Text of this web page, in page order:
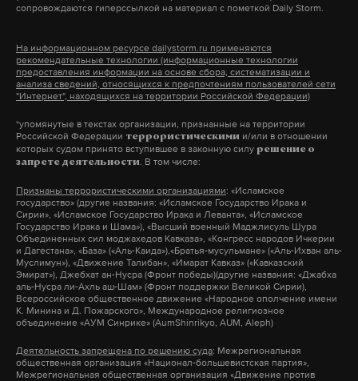
детсада №393 от менингита скончался. Сейчас в
больнице остаются еще четверо из пяти
передает ТАСС.
Фото: © GLOBAL LOOK Press/
Подпишитесь на Daily Storm вMAX. Он
работает там, где тормозит интернет.
А еще мы есть вTelegram,ДзениVK.
Макс Telegram
Дзен VK
сопровождаются гиперссылкой на материал с пометкой Daily Storm.
На информационном ресурсе dailystorm.ru применяются
рекомендательные технологии (информационные технологии
предоставления информации на основе сбора, систематизации и
анализа сведений, относящихся к предпочтениям пользователей сети
"Интернет", находящихся на территории Российской Федерации)
*упомянутые в текстах организации, признанные на территории
Российской Федерации террористическими и/или в отношении
которых судом принято вступившее в законную силу решение о
запрете деятельности. В том числе:
Признаны террористическими организациями: «Исламское
государство» (другие названия: «Исламское Государство Ирака и
Сирии», «Исламское Государство Ирака и Леванта», «Исламское
Государство Ирака и Шама»), «Высший военный Маджлисуль Шура
Объединенных сил моджахедов Кавказа», «Конгресс народов Ичкерии
и Дагестана», «База» («Аль-Каида»),«Братья-мусульмане» («Аль-Ихван аль-
Муслимун»), «Движение Талибан», «Имарат Кавказ» («Кавказский
Эмират»), Джебхат ан-Нусра (Фронт победы)(другие названия: «Джабха
аль-Нусра ли-Ахль аш-Шам» (Фронт поддержки Великой Сирии),
Всероссийское общественное движение «Народное ополчение имени
К. Минина и Д. Пожарского», Международное религиозное
объединение «АУМ Синрике» (AumShinrikyo, AUM, Aleph)
Деятельность запрещена по решению суда: Межрегиональная
общественная организация «Национал-большевистская партия»,
Межрегиональная общественная организация «Движение против